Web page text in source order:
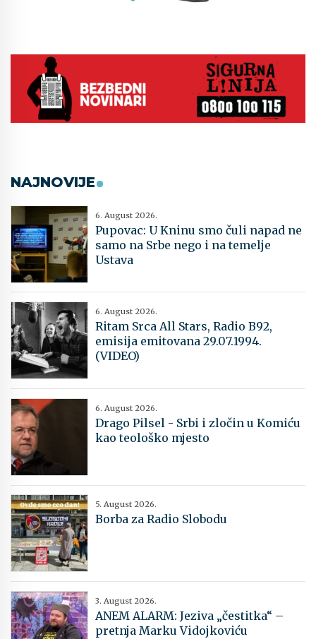
NAJNOVIJE
6. August 2026.
Pupovac: U Kninu smo čuli napad ne
samo na Srbe nego i na temelje
Ustava
6. August 2026.
Ritam Srca All Stars, Radio B92,
emisija emitovana 29.07.1994.
(VIDEO)
6. August 2026.
Drago Pilsel - Srbi i zločin u Komiću
kao teološko mjesto
5. August 2026.
Borba za Radio Slobodu
3. August 2026.
ANEM ALARM: Jeziva „čestitka“ –
pretnja Marku Vidojkoviću